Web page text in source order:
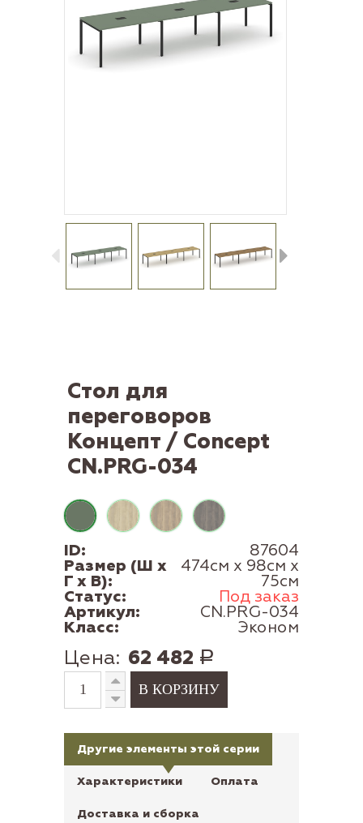
Стол для
переговоров
Концепт / Concept
CN.PRG-034
ID: 87604
Размер (Ш x
Г x В):
474см x 98см x
75см
Статус: Под заказ
Артикул: CN.PRG-034
Класс: Эконом
Цена: 62 482 Р
Другие элементы этой серии
Характеристики Оплата
Доставка и сборка